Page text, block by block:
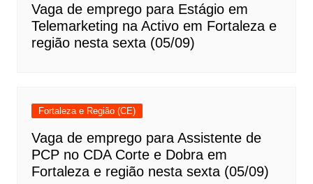
Vaga de emprego para Estágio em
Telemarketing na Activo em Fortaleza e
região nesta sexta (05/09)
Fortaleza e Região (CE)
Vaga de emprego para Assistente de
PCP no CDA Corte e Dobra em
Fortaleza e região nesta sexta (05/09)